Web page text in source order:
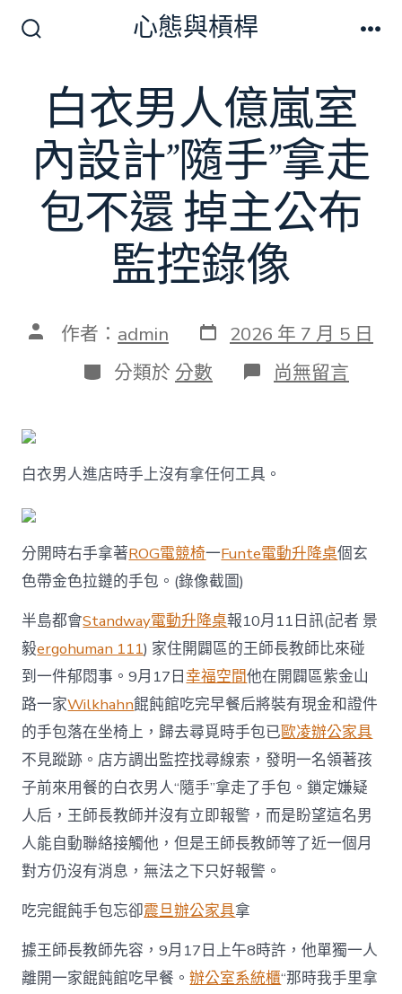
關
心態與槓桿
白衣男人億嵐室
內設計”隨手”拿走
包不還 掉主公布
監控錄像
文 作者： admin 發
表
日
期
2026 年 7 月 5 日
分
類
分類於 分數 在
〈白
嵐
計”
走
包
不
還
掉
主
公
布
監
控
錄
像〉
中
尚無留言
白衣男人進店時手上沒有拿任何工具。
分開時右手拿著ROG電競椅一Funte電動升降桌個玄
色帶金色拉鏈的手包。(錄像截圖)
半島都會Standway電動升降桌報10月11日訊(記者 景
毅ergohuman 111) 家住開闢區的王師長教師比來碰
到一件郁悶事。9月17日幸福空間他在開闢區紫金山
路一家Wilkhahn餛飩館吃完早餐后將裝有現金和證件
的手包落在坐椅上，歸去尋覓時手包已歐凌辦公家具
不見蹤跡。店方調出監控找尋線索，發明一名領著孩
子前來用餐的白衣男人“隨手”拿走了手包。鎖定嫌疑
人后，王師長教師并沒有立即報警，而是盼望這名男
人能自動聯絡接觸他，但是王師長教師等了近一個月
對方仍沒有消息，無法之下只好報警。
吃完餛飩手包忘卻震旦辦公家具拿
據王師長教師先容，9月17日上午8時許，他單獨一人
離開一家餛飩館吃早餐。辦公室系統櫃“那時我手里拿